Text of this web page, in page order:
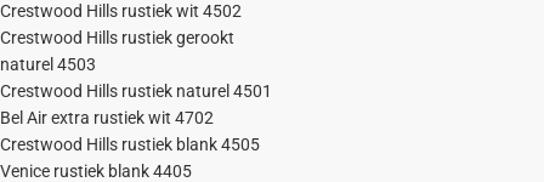
Crestwood Hills rustiek wit 4502
Crestwood Hills rustiek gerookt
naturel 4503
Crestwood Hills rustiek naturel 4501
Bel Air extra rustiek wit 4702
Crestwood Hills rustiek blank 4505
Venice rustiek blank 4405